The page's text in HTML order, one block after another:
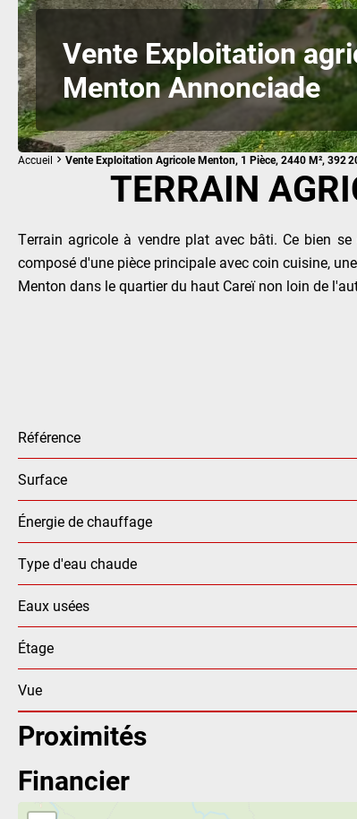
Vente Exploitation
Menton Annonciade
Accueil Vente Exploitation Agricole Menton, 1 Pièce, 2440 M², 392
TERRAIN
Terrain agricole à vendre plat avec bâti. Ce bien
composé d'une pièce principale avec coin cuisine,
Menton dans le quartier du haut Careï non loin de
Référence
Surface
Énergie de chauffage
Type d'eau chaude
Eaux usées
Étage
Vue
Proximités
Financier